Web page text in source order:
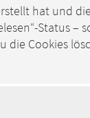
hat und
Status
die Cookies